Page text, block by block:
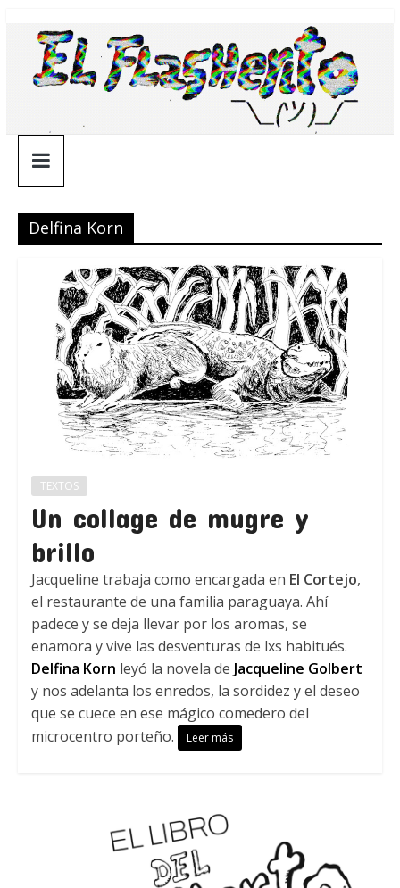
contenido
¯\_(ツ)_/
¯
Delfina Korn
TEXTOS
Un collage de mugre y
brillo
Jacqueline trabaja como encargada en El Cortejo,
el restaurante de una familia paraguaya. Ahí
padece y se deja llevar por los aromas, se
enamora y vive las desventuras de lxs habitués.
Delfina Korn leyó la novela de Jacqueline Golbert
y nos adelanta los enredos, la sordidez y el deseo
que se cuece en ese mágico comedero del
microcentro porteño.
Leer más